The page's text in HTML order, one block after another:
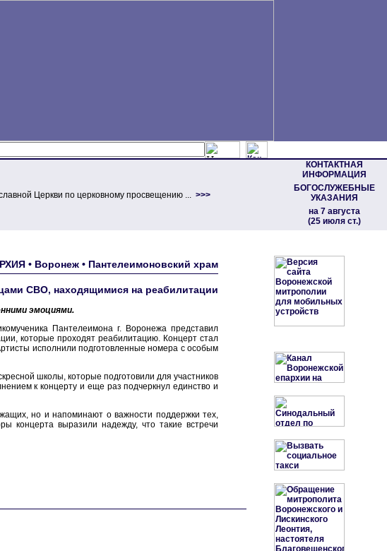
КОНТАКТНАЯ
ИНФОРМАЦИЯ
БОГОСЛУЖЕБНЫЕ
УКАЗАНИЯ
на 7 августа
(25 июля ст.)
Церкви по церковному просвещению ... >>>
• Воронеж • Пантелеимоновский храм
СВО, находящимися на реабилитации
эмоциями.
Пантелеимона г. Воронежа представил
которые проходят реабилитацию. Концерт стал
исполнили подготовленные номера с особым
школы, которые подготовили для участников
к концерту и еще раз подчеркнул единство и
но и напоминают о важности поддержки тех,
концерта выразили надежду, что такие встречи